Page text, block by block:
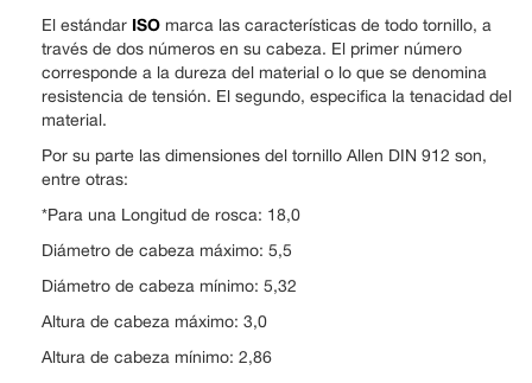
El estándar ISO marca las características de todo tornillo, a
través de dos números en su cabeza. El primer número
corresponde a la dureza del material o lo que se denomina
resistencia de tensión. El segundo, especifica la tenacidad del
material.
Por su parte las dimensiones del tornillo Allen DIN 912 son,
entre otras:
*Para una Longitud de rosca: 18,0
Diámetro de cabeza máximo: 5,5
Diámetro de cabeza mínimo: 5,32
Altura de cabeza máximo: 3,0
Altura de cabeza mínimo: 2,86